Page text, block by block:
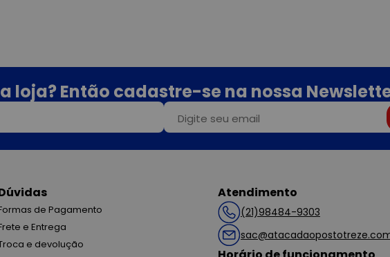
loja? Então cadastre-se na nossa
de Pagamento
e Entrega
e devolução
Atendimento
(21)98484-9303